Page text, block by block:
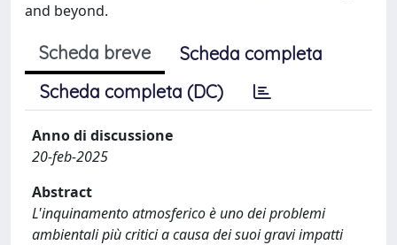
and beyond.
Scheda breve
Scheda completa
Scheda completa (DC)
Anno di discussione
20-feb-2025
Abstract
L'inquinamento atmosferico è uno dei problemi
ambientali più critici a causa dei suoi gravi impatti